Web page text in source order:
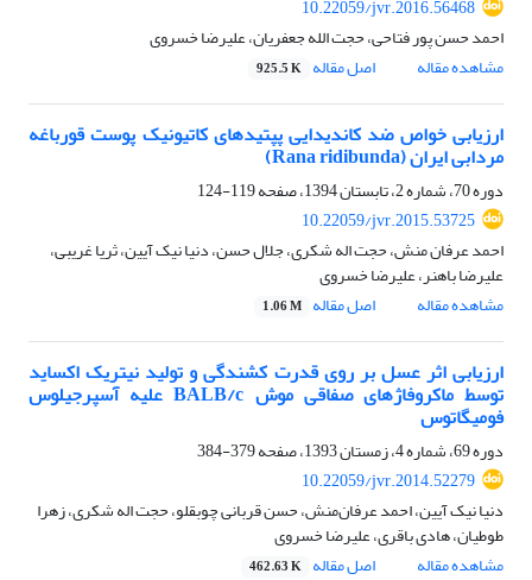
10.22059/jvr.2016.56468
احمد حسن پور فتاحی، حجت الله جعفریان، علیرضا خسروی
مشاهده مقاله
اصل مقاله 925.5 K
ارزیابی خواص ضد کاندیدایی پپتیدهای کاتیونیک پوست قورباغه
مردابی ایران (Rana ridibunda)
دوره 70، شماره 2، تابستان 1394، صفحه
119-124
10.22059/jvr.2015.53725
احمد عرفان منش، حجت اله شکری، جلال حسن، دنیا نیک آیین، ثریا غریبی،
علیرضا باهنر، علیرضا خسروی
مشاهده مقاله
اصل مقاله 1.06 M
ارزیابی اثر عسل بر روی قدرت کشندگی و تولید نیتریک اکساید
توسط ماکروفاژهای صفاقی موش BALB/c علیه آسپرجیلوس
فومیگاتوس
دوره 69، شماره 4، زمستان 1393، صفحه
379-384
10.22059/jvr.2014.52279
دنیا نیک آیین، احمد عرفان‌منش، حسن قربانی چوبقلو، حجت اله شکری، زهرا
طوطیان، هادی باقری، علیرضا خسروی
مشاهده مقاله
اصل مقاله 462.63 K